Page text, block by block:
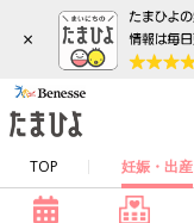
×
TOP 妊娠・出産